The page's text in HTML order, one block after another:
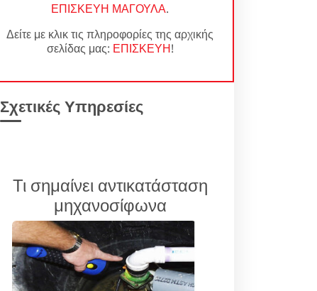
ΕΠΙΣΚΕΥΗ ΜΑΓΟΥΛΑ.
Δείτε με κλικ τις πληροφορίες της αρχικής
σελίδας μας: ΕΠΙΣΚΕΥΗ!
Σχετικές Υπηρεσίες
Τι σημαίνει αντικατάσταση
μηχανοσίφωνα